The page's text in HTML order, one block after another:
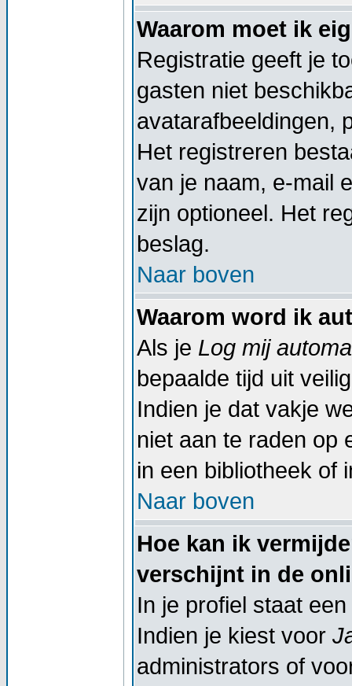
Waarom moet ik
Registratie geeft je
gasten niet
avatarafbeeldingen,
Het registreren
van je naam, e-mail
zijn optioneel. Het
beslag.
Naar boven
Waarom word ik
Als je Log mij
bepaalde tijd uit
Indien je dat vakje
niet aan te raden op
in een bibliotheek of
Naar boven
Hoe kan ik
verschijnt in de
In je profiel staat
Indien je kiest voor
administrators of